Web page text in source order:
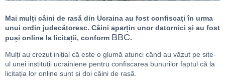
Mai mulți câini de rasă din Ucraina au fost confiscați în urma
unui ordin judecătoresc. Câini aparțin unor datornici și au fost
puși online la licitații, conform BBC.
Mulți au crezut inițial că este o glumă atunci când au văzut pe site-
ul unei instituții ucrainiene pentru confiscarea bunurilor faptul că la
licitația lor online sunt și doi câini de rasă.